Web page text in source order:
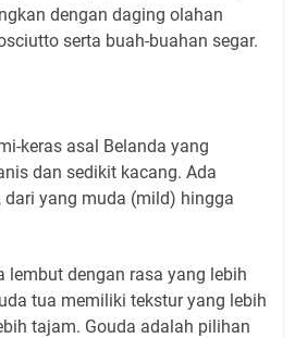
dengan daging olahan
serta buah-buahan segar.
keras asal Belanda yang
dan sedikit kacang. Ada
dari yang muda (mild) hingga
lembut dengan rasa yang lebih
tua memiliki tekstur yang lebih
tajam. Gouda adalah pilihan